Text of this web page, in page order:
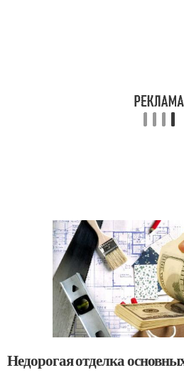
Недорогая отделка